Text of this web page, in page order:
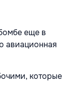
еще в
авиационная
которые